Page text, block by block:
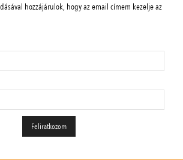
hozzájárulok, hogy az email címem kezelje az